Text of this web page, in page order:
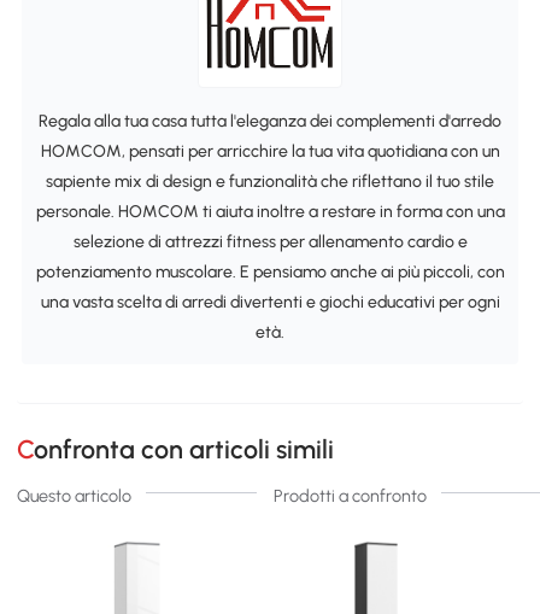
Regala alla tua casa tutta l'eleganza dei complementi d'arredo
HOMCOM, pensati per arricchire la tua vita quotidiana con un
sapiente mix di design e funzionalità che riflettano il tuo stile
personale. HOMCOM ti aiuta inoltre a restare in forma con una
selezione di attrezzi fitness per allenamento cardio e
potenziamento muscolare. E pensiamo anche ai più piccoli, con
una vasta scelta di arredi divertenti e giochi educativi per ogni
età.
Confronta con articoli simili
Questo articolo Prodotti a confronto